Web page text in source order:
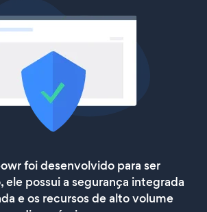
foi desenvolvido para ser
ele possui a segurança integrada
e os recursos de alto volume